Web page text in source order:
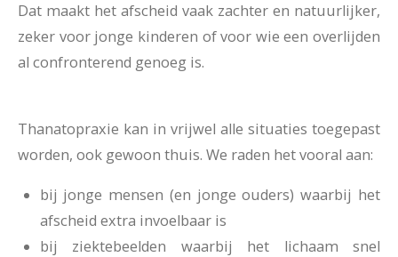
Dat maakt het afscheid vaak zachter en natuurlijker,
zeker voor jonge kinderen of voor wie een overlijden
al confronterend genoeg is.
Thanatopraxie kan in vrijwel alle situaties toegepast
worden, ook gewoon thuis. We raden het vooral aan:
bij jonge mensen (en jonge ouders) waarbij het
afscheid extra invoelbaar is
bij ziektebeelden waarbij het lichaam snel